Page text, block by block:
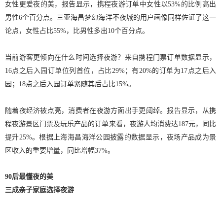
女性更爱夜的美，报告显示，携程夜游订单中女性以53%的比例高出
男性6个百分点。三亚海昌梦幻海洋不夜城的用户画像同样佐证了这一
论点，女性占比55%，比男性多出10个百分点。
当前游客更倾向在什么时间选择夜游？来自携程门票订单数据显示，
16点之后入园订单位列首位，占比29%；有20%的订单为17点之后入
园；18点之后入园订单紧随其后占比15%。
随着夜经济被点亮，消费者在夜游方面出手更阔绰。报告显示，从携
程夜游景区门票及玩乐产品的订单来看，夜游人均消费达187元，同比
提升25%。根据上海海昌海洋公园披露的数据显示，夜场产品成为景
区收入的重要增量，同比增幅37%。
90后最懂夜的美
三成亲子家庭选择夜游